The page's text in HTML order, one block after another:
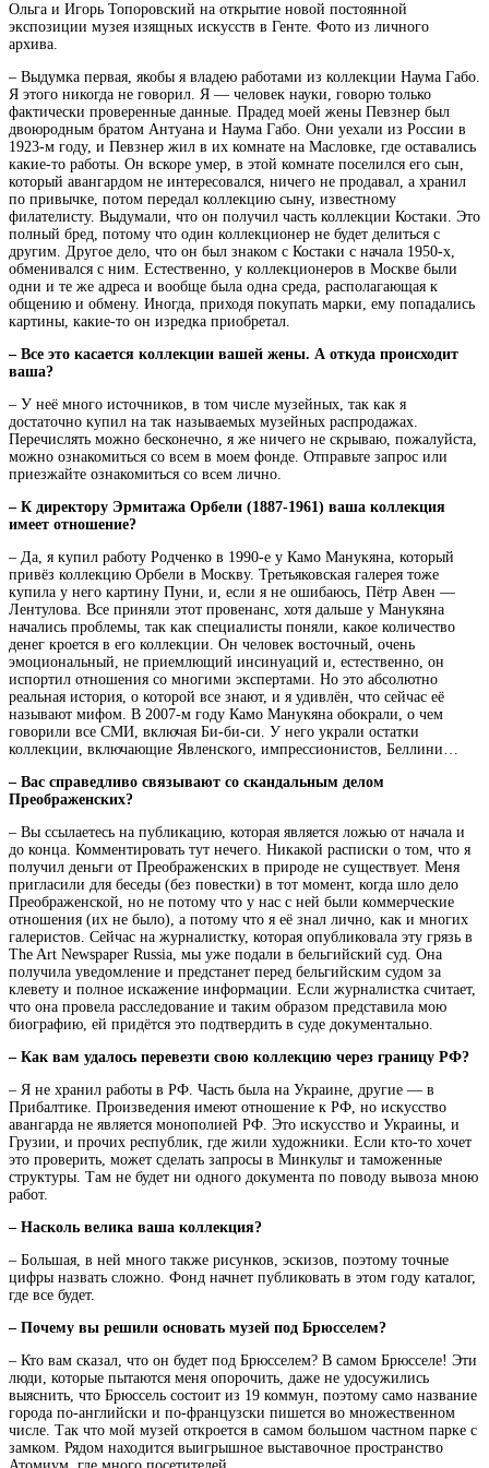
Ольга и Игорь Топоровский на открытие новой постоянной
экспозиции музея изящных искусств в Генте. Фото из личного
архива.
– Выдумка первая, якобы я владею работами из коллекции Наума Габо.
Я этого никогда не говорил. Я — человек науки, говорю только
фактически проверенные данные. Прадед моей жены Певзнер был
двоюродным братом Антуана и Наума Габо. Они уехали из России в
1923-м году, и Певзнер жил в их комнате на Масловке, где оставались
какие-то работы. Он вскоре умер, в этой комнате поселился его сын,
который авангардом не интересовался, ничего не продавал, а хранил
по привычке, потом передал коллекцию сыну, известному
филателисту. Выдумали, что он получил часть коллекции Костаки. Это
полный бред, потому что один коллекционер не будет делиться с
другим. Другое дело, что он был знаком с Костаки с начала 1950-х,
обменивался с ним. Естественно, у коллекционеров в Москве были
одни и те же адреса и вообще была одна среда, располагающая к
общению и обмену. Иногда, приходя покупать марки, ему попадались
картины, какие-то он изредка приобретал.
– Все это касается коллекции вашей жены. А откуда происходит
ваша?
– У неё много источников, в том числе музейных, так как я
достаточно купил на так называемых музейных распродажах.
Перечислять можно бесконечно, я же ничего не скрываю, пожалуйста,
можно ознакомиться со всем в моем фонде. Отправьте запрос или
приезжайте ознакомиться со всем лично.
– К директору Эрмитажа Орбели (1887-1961) ваша коллекция
имеет отношение?
– Да, я купил работу Родченко в 1990-е у Камо Манукяна, который
привёз коллекцию Орбели в Москву. Третьяковская галерея тоже
купила у него картину Пуни, и, если я не ошибаюсь, Пётр Авен —
Лентулова. Все приняли этот провенанс, хотя дальше у Манукяна
начались проблемы, так как специалисты поняли, какое количество
денег кроется в его коллекции. Он человек восточный, очень
эмоциональный, не приемлющий инсинуаций и, естественно, он
испортил отношения со многими экспертами. Но это абсолютно
реальная история, о которой все знают, и я удивлён, что сейчас её
называют мифом. В 2007-м году Камо Манукяна обокрали, о чем
говорили все СМИ, включая Би-би-си. У него украли остатки
коллекции, включающие Явленского, импрессионистов, Беллини…
– Вас справедливо связывают со скандальным делом
Преображенских?
– Вы ссылаетесь на публикацию, которая является ложью от начала и
до конца. Комментировать тут нечего. Никакой расписки о том, что я
получил деньги от Преображенских в природе не существует. Меня
пригласили для беседы (без повестки) в тот момент, когда шло дело
Преображенской, но не потому что у нас с ней были коммерческие
отношения (их не было), а потому что я её знал лично, как и многих
галеристов. Сейчас на журналистку, которая опубликовала эту грязь в
The Art Newspaper Russia, мы уже подали в бельгийский суд. Она
получила уведомление и предстанет перед бельгийским судом за
клевету и полное искажение информации. Если журналистка считает,
что она провела расследование и таким образом представила мою
биографию, ей придётся это подтвердить в суде документально.
– Как вам удалось перевезти свою коллекцию через границу РФ?
– Я не хранил работы в РФ. Часть была на Украине, другие — в
Прибалтике. Произведения имеют отношение к РФ, но искусство
авангарда не является монополией РФ. Это искусство и Украины, и
Грузии, и прочих республик, где жили художники. Если кто-то хочет
это проверить, может сделать запросы в Минкульт и таможенные
структуры. Там не будет ни одного документа по поводу вывоза мною
работ.
– Насколь велика ваша коллекция?
– Большая, в ней много также рисунков, эскизов, поэтому точные
цифры назвать сложно. Фонд начнет публиковать в этом году каталог,
где все будет.
– Почему вы решили основать музей под Брюсселем?
– Кто вам сказал, что он будет под Брюсселем? В самом Брюсселе! Эти
люди, которые пытаются меня опорочить, даже не удосужились
выяснить, что Брюссель состоит из 19 коммун, поэтому само название
города по-английски и по-французски пишется во множественном
числе. Так что мой музей откроется в самом большом частном парке с
замком. Рядом находится выигрышное выставочное пространство